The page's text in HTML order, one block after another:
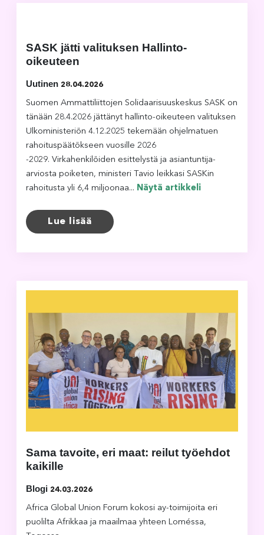
SASK jätti valituksen Hallinto-
oikeuteen
Uutinen 28.04.2026
Suomen Ammattiliittojen Solidaarisuuskeskus SASK on
tänään 28.4.2026 jättänyt hallinto-oikeuteen valituksen
Ulkoministeriön 4.12.2025 tekemään ohjelmatuen
rahoituspäätökseen vuosille 2026
-2029. Virkahenkilöiden esittelystä ja asiantuntija-
arviosta poiketen, ministeri Tavio leikkasi SASKin
rahoitusta yli 6,4 miljoonaa... Näytä artikkeli
Lue lisää
Sama tavoite, eri maat: reilut työehdot
kaikille
Blogi 24.03.2026
Africa Global Union Forum kokosi ay-toimijoita eri
puolilta Afrikkaa ja maailmaa yhteen Loméssa,